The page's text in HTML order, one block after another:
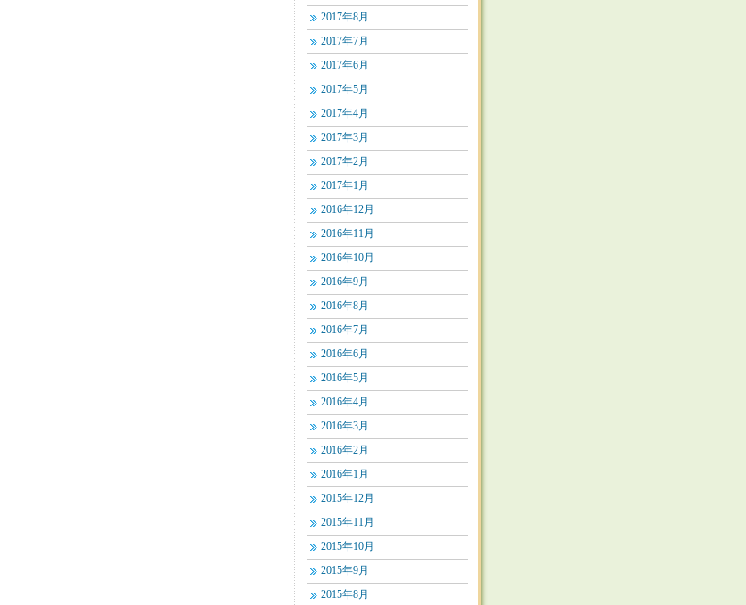
2017年8月
2017年7月
2017年6月
2017年5月
2017年4月
2017年3月
2017年2月
2017年1月
2016年12月
2016年11月
2016年10月
2016年9月
2016年8月
2016年7月
2016年6月
2016年5月
2016年4月
2016年3月
2016年2月
2016年1月
2015年12月
2015年11月
2015年10月
2015年9月
2015年8月